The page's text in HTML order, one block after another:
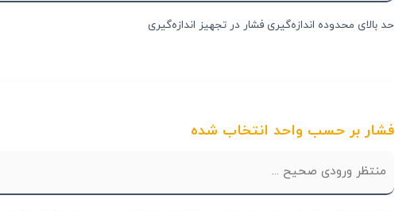
حد بالای محدوده اندازه‌گیری فشار در تجهیز اندازه‌گیری
فشار بر حسب واحد انتخاب شده